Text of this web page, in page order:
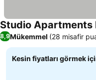
Studio Apartments
8,9Mükemmel (28 misafir
Kesin fiyatları görmek